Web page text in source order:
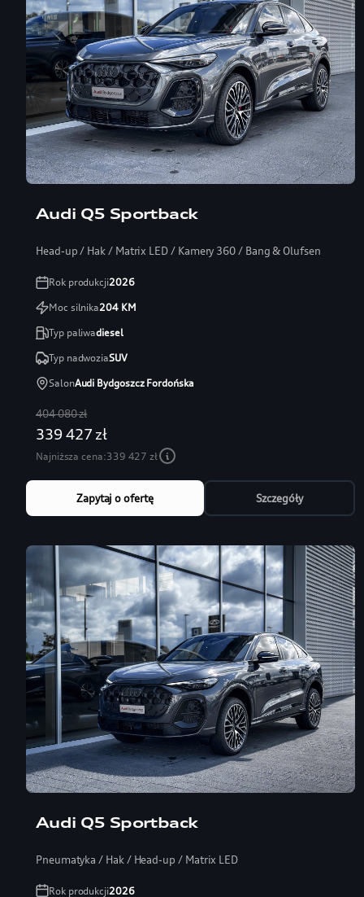
Audi Q5 Sportback
Head-up / Hak / Matrix LED / Kamery 360 / Bang & Olufsen
Rok produkcji2026
Moc silnika204KM
Typ paliwadiesel
Typ nadwoziaSUV
SalonAudi Bydgoszcz Fordońska
404 080 zł
339 427 zł
Najniższa cena:339 427 zł
Zapytaj o ofertę Szczegóły
Audi Q5 Sportback
Pneumatyka / Hak / Head-up / Matrix LED
Rok produkcji2026